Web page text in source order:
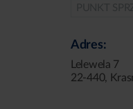
Adres:
Lelewela 7
22-440,